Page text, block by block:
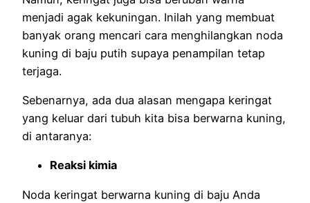
menjadi agak kekuningan. Inilah yang membuat
banyak orang mencari cara menghilangkan noda
kuning di baju putih supaya penampilan tetap
terjaga.
Sebenarnya, ada dua alasan mengapa keringat
yang keluar dari tubuh kita bisa berwarna kuning,
di antaranya:
Reaksi kimia
Noda keringat berwarna kuning di baju Anda